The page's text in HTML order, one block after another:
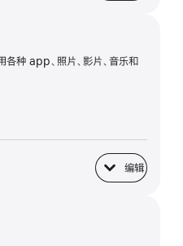
各种 app、照片、影片、音乐和
编辑
固态硬盘